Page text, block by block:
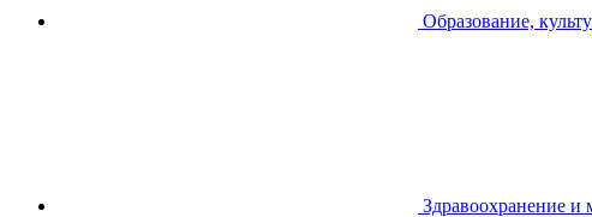
Образование,
Здравоохранение и